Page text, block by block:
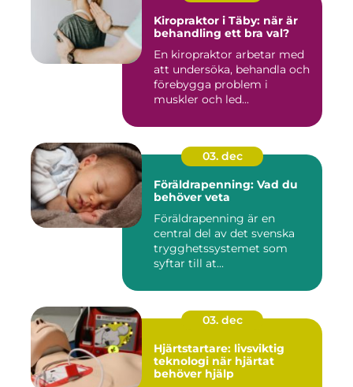
Kiropraktor i Täby: när är
behandling ett bra val?
En kiropraktor arbetar med
att undersöka, behandla och
förebygga problem i
muskler och led...
03. dec
Föräldrapenning: Vad du
behöver veta
Föräldrapenning är en
central del av det svenska
trygghetssystemet som
syftar till at...
03. dec
Hjärtstartare: livsviktig
teknologi när hjärtat
behöver hjälp